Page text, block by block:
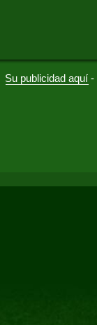
Su publicidad aquí -